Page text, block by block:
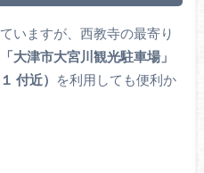
いますが、西教寺の最寄り
「大津市大宮川観光駐車場」
付近）
を利用しても便利か